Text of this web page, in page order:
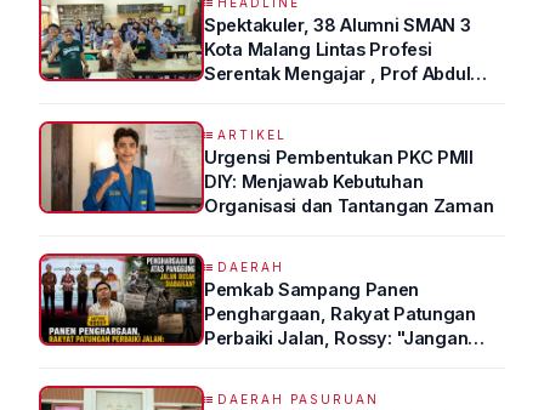
HEADLINE
Spektakuler, 38 Alumni SMAN 3
Kota Malang Lintas Profesi
Serentak Mengajar , Prof Abdul
ARTIKEL
Urgensi Pembentukan PKC PMII
DIY: Menjawab Kebutuhan
Organisasi dan Tantangan Zaman
DAERAH
Pemkab Sampang Panen
Penghargaan, Rakyat Patungan
Perbaiki Jalan, Rossy: "Jangan
DAERAH PASURUAN